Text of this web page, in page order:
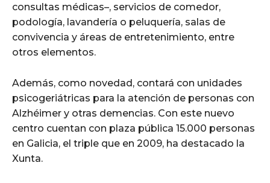
consultas médicas–, servicios de comedor,
podología, lavandería o peluquería, salas de
convivencia y áreas de entretenimiento, entre
otros elementos.
Además, como novedad, contará con unidades
psicogeriátricas para la atención de personas con
Alzhéimer y otras demencias. Con este nuevo
centro cuentan con plaza pública 15.000 personas
en Galicia, el triple que en 2009, ha destacado la
Xunta.